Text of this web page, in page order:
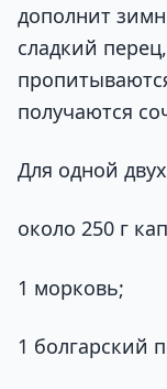
дополнит
сладкий
получаются
Для одной
около 250 г
1 морковь;
1 болгарский